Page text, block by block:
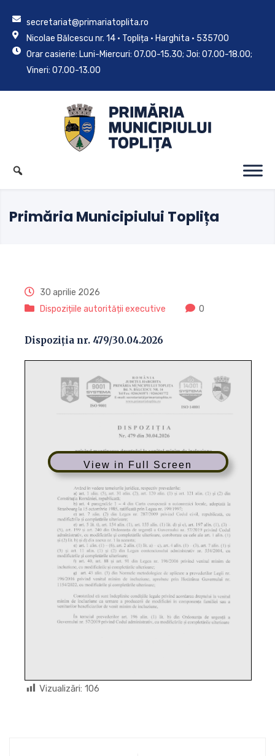
secretariat@primariatoplita.ro
Nicolae Bălcescu nr. 14 • Toplița • Harghita • 535700
Orar casierie: Luni-Miercuri: 07.00-15.30; Joi: 07.00-18.00;
Vineri: 07.00-13.00
Primăria Municipiului Toplița
30 aprilie 2026
Dispozițiile autorității executive
0
Dispoziția nr. 479/30.04.2026
View in Full Screen
Vizualizări: 106